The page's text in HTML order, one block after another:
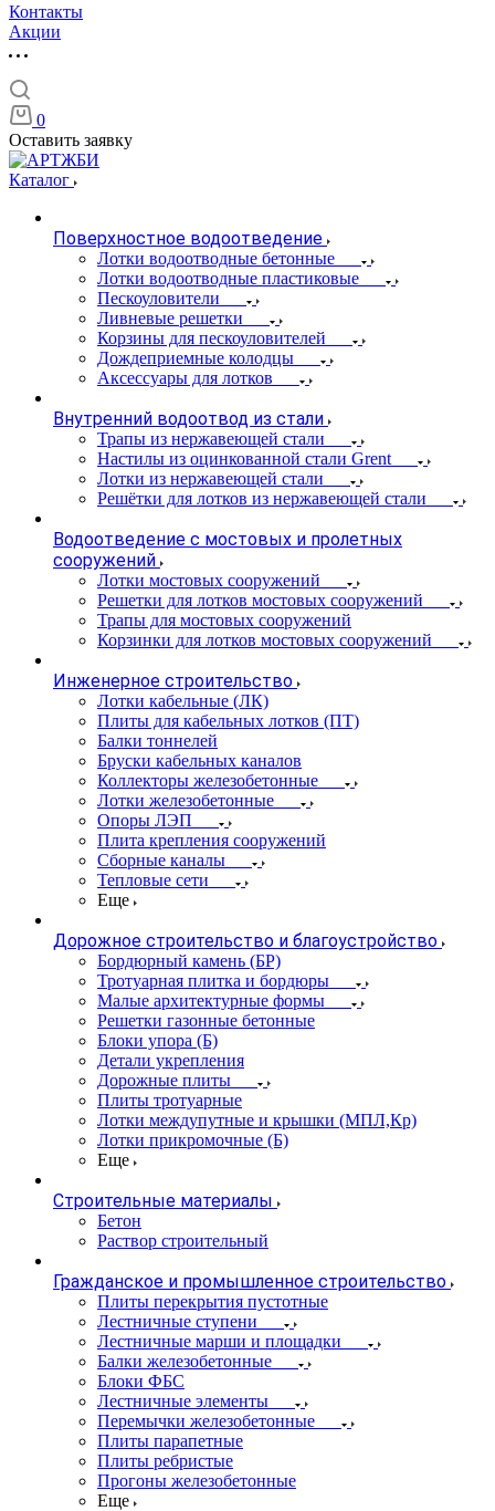
Контакты
Акции
0
Оставить заявку
Каталог
Поверхностное водоотведение
Лотки водоотводные бетонные
Лотки водоотводные пластиковые
Пескоуловители
Ливневые решетки
Корзины для пескоуловителей
Дождеприемные колодцы
Аксессуары для лотков
Внутренний водоотвод из стали
Трапы из нержавеющей стали
Настилы из оцинкованной стали Grent
Лотки из нержавеющей стали
Решётки для лотков из нержавеющей стали
Водоотведение с мостовых и пролетных
сооружений
Лотки мостовых сооружений
Решетки для лотков мостовых сооружений
Трапы для мостовых сооружений
Корзинки для лотков мостовых сооружений
Инженерное строительство
Лотки кабельные (ЛК)
Плиты для кабельных лотков (ПТ)
Балки тоннелей
Бруски кабельных каналов
Коллекторы железобетонные
Лотки железобетонные
Опоры ЛЭП
Плита крепления сооружений
Сборные каналы
Тепловые сети
Еще
Дорожное строительство и благоустройство
Бордюрный камень (БР)
Тротуарная плитка и бордюры
Малые архитектурные формы
Решетки газонные бетонные
Блоки упора (Б)
Детали укрепления
Дорожные плиты
Плиты тротуарные
Лотки междупутные и крышки (МПЛ,Кр)
Лотки прикромочные (Б)
Еще
Строительные материалы
Бетон
Раствор строительный
Гражданское и промышленное строительство
Плиты перекрытия пустотные
Лестничные ступени
Лестничные марши и площадки
Балки железобетонные
Блоки ФБС
Лестничные элементы
Перемычки железобетонные
Плиты парапетные
Плиты ребристые
Прогоны железобетонные
Еще